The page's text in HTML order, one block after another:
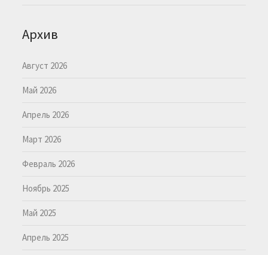
Архив
Август 2026
Май 2026
Апрель 2026
Март 2026
Февраль 2026
Ноябрь 2025
Май 2025
Апрель 2025